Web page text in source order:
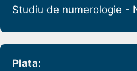
Studiu de numerologie -
Plata: